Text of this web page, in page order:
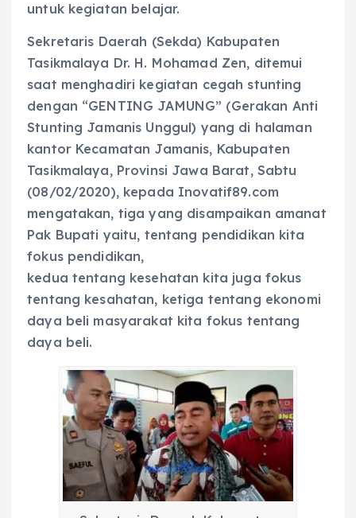
untuk kegiatan belajar.
Sekretaris Daerah (Sekda) Kabupaten
Tasikmalaya Dr. H. Mohamad Zen, ditemui
saat menghadiri kegiatan cegah stunting
dengan “GENTING JAMUNG” (Gerakan Anti
Stunting Jamanis Unggul) yang di halaman
kantor Kecamatan Jamanis, Kabupaten
Tasikmalaya, Provinsi Jawa Barat, Sabtu
(08/02/2020), kepada Inovatif89.com
mengatakan, tiga yang disampaikan amanat
Pak Bupati yaitu, tentang pendidikan kita
fokus pendidikan,
kedua tentang kesehatan kita juga fokus
tentang kesahatan, ketiga tentang ekonomi
daya beli masyarakat kita fokus tentang
daya beli.